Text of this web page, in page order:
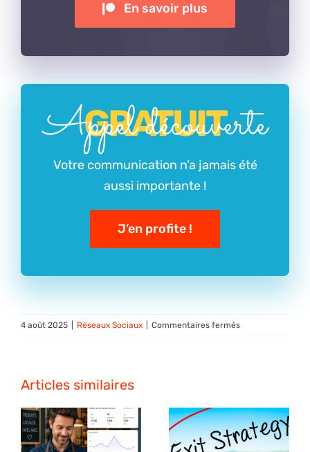
En savoir plus
GRATUIT
Appel découverte
Votre communication n’a jamais été
aussi importante !
J’en profite !
4 août 2025 Réseaux Sociaux Commentaires ferméssur
complet
pour
entrepreneurs,
pages
Articles similaires